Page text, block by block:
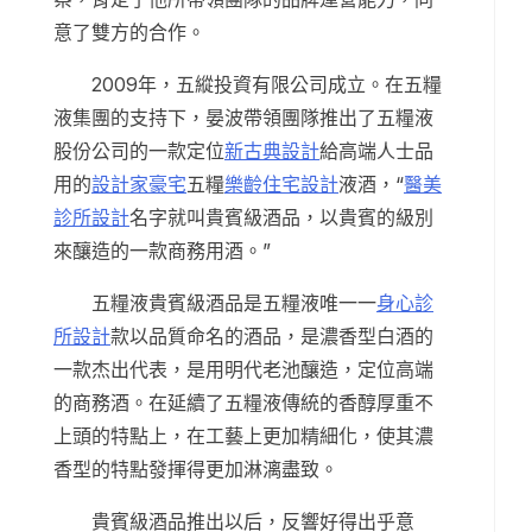
意了雙方的合作。
2009年，五縱投資有限公司成立。在五糧
液集團的支持下，晏波帶領團隊推出了五糧液
股份公司的一款定位新古典設計給高端人士品
用的設計家豪宅五糧樂齡住宅設計液酒，“醫美
診所設計名字就叫貴賓級酒品，以貴賓的級別
來釀造的一款商務用酒。”
五糧液貴賓級酒品是五糧液唯一一身心診
所設計款以品質命名的酒品，是濃香型白酒的
一款杰出代表，是用明代老池釀造，定位高端
的商務酒。在延續了五糧液傳統的香醇厚重不
上頭的特點上，在工藝上更加精細化，使其濃
香型的特點發揮得更加淋漓盡致。
貴賓級酒品推出以后，反響好得出乎意